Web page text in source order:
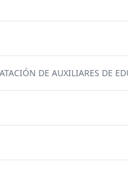
DE AUXILIARES DE